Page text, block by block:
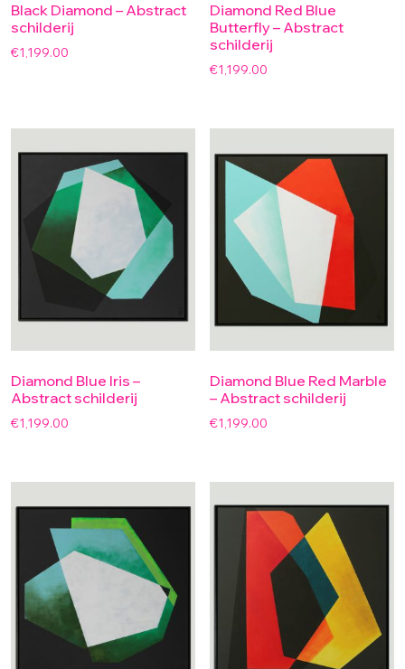
Black Diamond – Abstract
schilderij
€1,199.00
Diamond Red Blue
Butterfly – Abstract
schilderij
€1,199.00
Diamond Blue Iris –
Abstract schilderij
€1,199.00
Diamond Blue Red Marble
– Abstract schilderij
€1,199.00